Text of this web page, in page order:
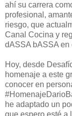
ahí su carrera
profesional,
riesgo, que
Canal Cocina y
dASSA bASSA en
Hoy, desde
homenaje a este
conocer en
he adaptado un